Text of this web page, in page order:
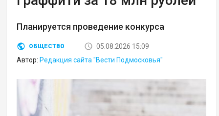
Планируется проведение конкурса
ОБЩЕСТВО
05.08.2026 15:09
Автор: Редакция сайта "Вести Подмосковья"